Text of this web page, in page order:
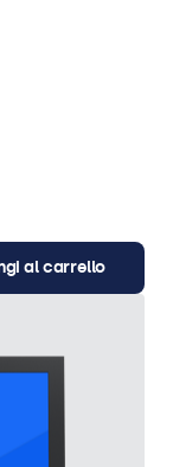
al carrello